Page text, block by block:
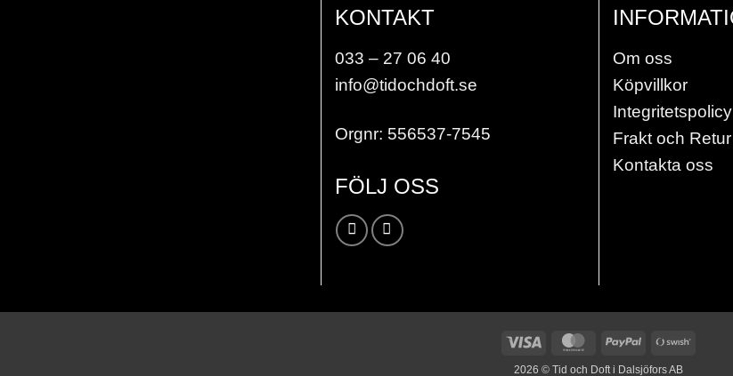
KONTAKT
033 – 27 06 40
info@tidochdoft.se
Orgnr: 556537-7545
FÖLJ OSS
Om oss
Köpvillkor
Integritetspolicy
Frakt och Retur
Kontakta oss
MasterCardPayPal
Swish
2026 © Tid och Doft i Dalsjöfors AB